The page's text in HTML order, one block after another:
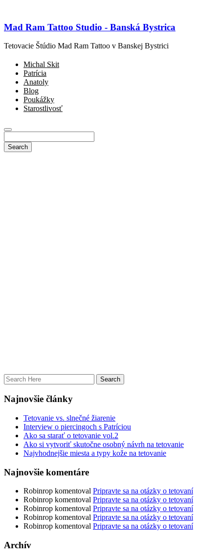
Mad Ram Tattoo Studio - Banská Bystrica
Tetovacie Štúdio Mad Ram Tattoo v Banskej Bystrici
Michal Skit
Patrícia
Anatoly
Blog
Poukážky
Starostlivosť
Najnovšie články
Tetovanie vs. slnečné žiarenie
Interview o piercingoch s Patríciou
Ako sa starať o tetovanie vol.2
Ako si vytvoriť skutočne osobný návrh na tetovanie
Najvhodnejšie miesta a typy kože na tetovanie
Najnovšie komentáre
Robinrop komentoval Pripravte sa na otázky o tetovaní
Robinrop komentoval Pripravte sa na otázky o tetovaní
Robinrop komentoval Pripravte sa na otázky o tetovaní
Robinrop komentoval Pripravte sa na otázky o tetovaní
Robinrop komentoval Pripravte sa na otázky o tetovaní
Archív